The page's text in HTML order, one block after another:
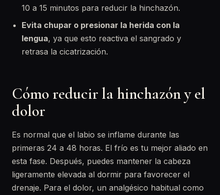
10 a 15 minutos para reducir la hinchazón.
Evita chupar o presionar la herida con la
lengua, ya que esto reactiva el sangrado y
retrasa la cicatrización.
Cómo reducir la hinchazón y el
dolor
Es normal que el labio se inflame durante las
primeras 24 a 48 horas. El frío es tu mejor aliado en
esta fase. Después, puedes mantener la cabeza
ligeramente elevada al dormir para favorecer el
drenaje. Para el dolor, un analgésico habitual como